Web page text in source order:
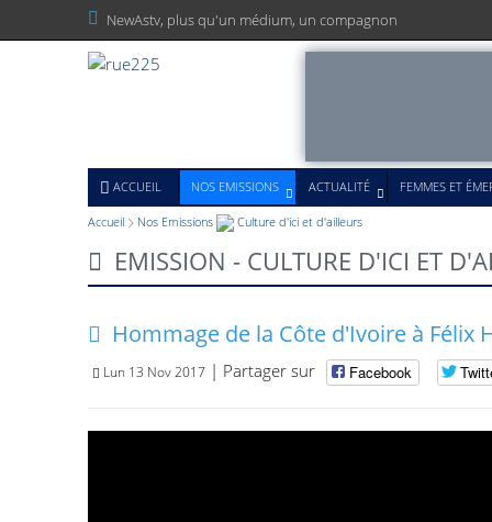
NewAstv, plusqu'un médium, un compagnon
ACCUEIL NOS EMISSIONS ACTUALITÉ FEMMES ET
Accueil Nos Emissions Culture d'ici et d'ailleurs
EMISSION - CULTURE D'ICI ET
Hommage de la Côte d'Ivoire à Félix
Lun 13 Nov 2017 | Partager sur Facebook